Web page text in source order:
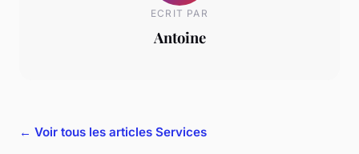
ECRIT PAR
Antoine
← Voir tous les articles Services